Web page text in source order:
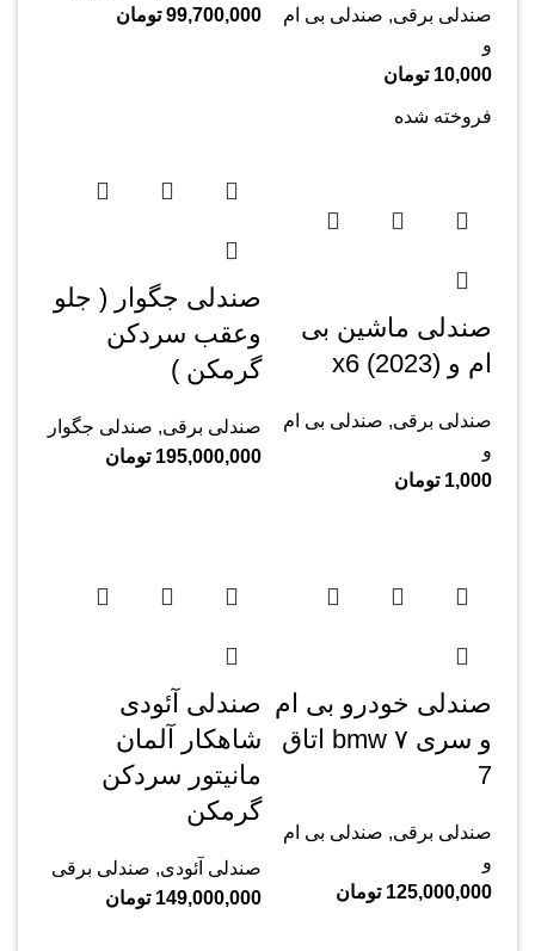
صندلی برقی, صندلی بی ام
و
10,000 تومان
99,700,000 تومان
فروخته شده
صندلی ماشین بی
ام و x6 (2023)
صندلی برقی, صندلی بی ام
و
1,000 تومان
صندلی جگوار ( جلو
وعقب سردکن
گرمکن )
صندلی برقی, صندلی جگوار
195,000,000 تومان
صندلی خودرو بی ام
و سری ۷ bmw اتاق
‌7
صندلی برقی, صندلی بی ام
و
125,000,000 تومان
صندلی آئودی
شاهکار آلمان
مانیتور سردکن
گرمکن
صندلی آئودی, صندلی برقی
149,000,000 تومان